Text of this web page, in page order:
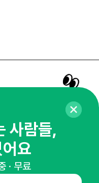
사람들,
요
· 무료